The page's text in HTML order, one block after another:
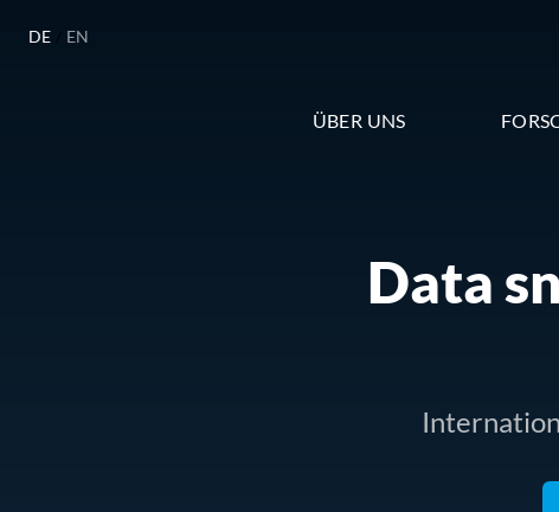
DE / EN
ÜBER UNS
Data